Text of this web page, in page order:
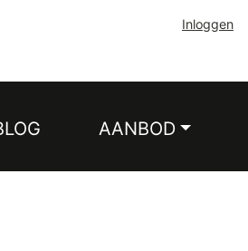
Inloggen
AANBOD